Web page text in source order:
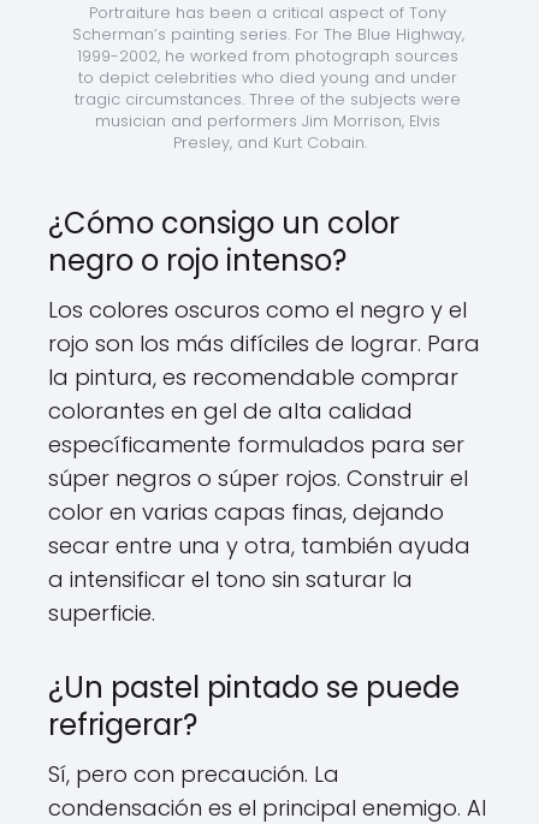
Portraiture has been a critical aspect of Tony
Scherman’s painting series. For The Blue Highway,
1999-2002, he worked from photograph sources
to depict celebrities who died young and under
tragic circumstances. Three of the subjects were
musician and performers Jim Morrison, Elvis
Presley, and Kurt Cobain.
¿Cómo consigo un color
negro o rojo intenso?
Los colores oscuros como el negro y el
rojo son los más difíciles de lograr. Para
la pintura, es recomendable comprar
colorantes en gel de alta calidad
específicamente formulados para ser
súper negros o súper rojos. Construir el
color en varias capas finas, dejando
secar entre una y otra, también ayuda
a intensificar el tono sin saturar la
superficie.
¿Un pastel pintado se puede
refrigerar?
Sí, pero con precaución. La
condensación es el principal enemigo. Al